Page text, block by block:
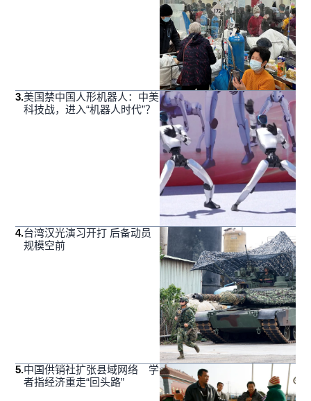
3.美国禁中国人形机器人：中美
科技战，进入“机器人时代”？
4.台湾汉光演习开打 后备动员
规模空前
5.中国供销社扩张县域网络 学
者指经济重走“回头路”